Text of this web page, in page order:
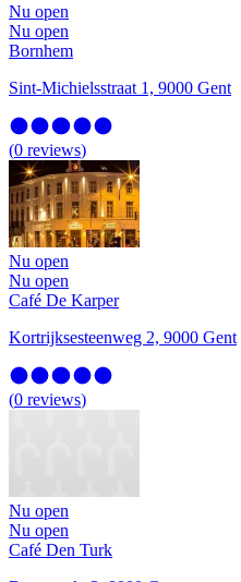
Nu open
Nu open
Bornhem
Sint-Michielsstraat 1, 9000 Gent
(0 reviews)
Nu open
Nu open
Café De Karper
Kortrijksesteenweg 2, 9000 Gent
(0 reviews)
Nu open
Nu open
Café Den Turk